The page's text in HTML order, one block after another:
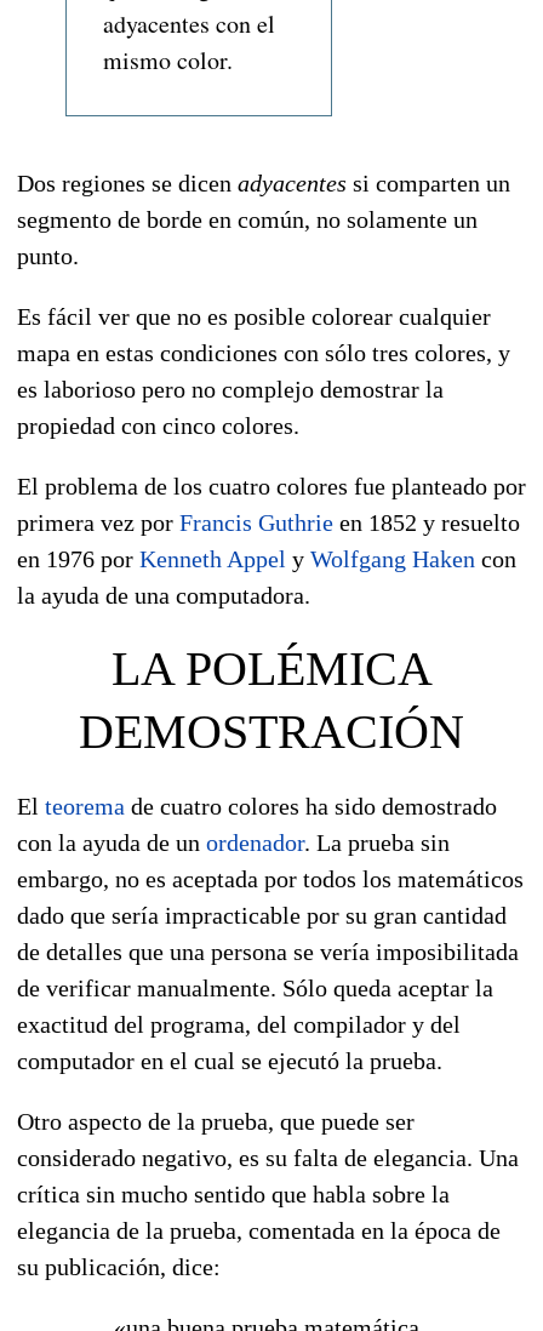
adyacentes con el
mismo color.
Dos regiones se dicen adyacentes si comparten un
segmento de borde en común, no solamente un
punto.
Es fácil ver que no es posible colorear cualquier
mapa en estas condiciones con sólo tres colores, y
es laborioso pero no complejo demostrar la
propiedad con cinco colores.
El problema de los cuatro colores fue planteado por
primera vez por Francis Guthrie en 1852 y resuelto
en 1976 por Kenneth Appel y Wolfgang Haken con
la ayuda de una computadora.
LA POLÉMICA
DEMOSTRACIÓN
El teorema de cuatro colores ha sido demostrado
con la ayuda de un ordenador. La prueba sin
embargo, no es aceptada por todos los matemáticos
dado que sería impracticable por su gran cantidad
de detalles que una persona se vería imposibilitada
de verificar manualmente. Sólo queda aceptar la
exactitud del programa, del compilador y del
computador en el cual se ejecutó la prueba.
Otro aspecto de la prueba, que puede ser
considerado negativo, es su falta de elegancia. Una
crítica sin mucho sentido que habla sobre la
elegancia de la prueba, comentada en la época de
su publicación, dice: